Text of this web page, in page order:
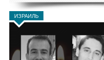
ИЗРАИЛЬ